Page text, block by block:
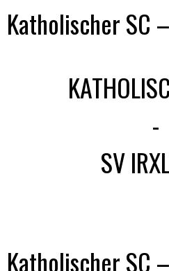
Katholischer SC
-
SV
Katholischer SC